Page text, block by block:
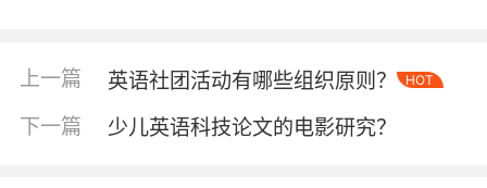
情景模拟强化记忆，如设计"深海探测器温度读
上一篇 英语社团活动有哪些组织原则？ HOT
下一篇 少儿英语科技论文的电影研究？